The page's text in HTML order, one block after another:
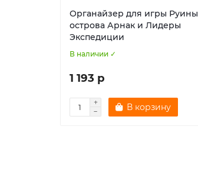
Органайзер для игры Руины
острова Арнак и Лидеры
Экспедиции
В наличии ✓
1 193 р
В корзину